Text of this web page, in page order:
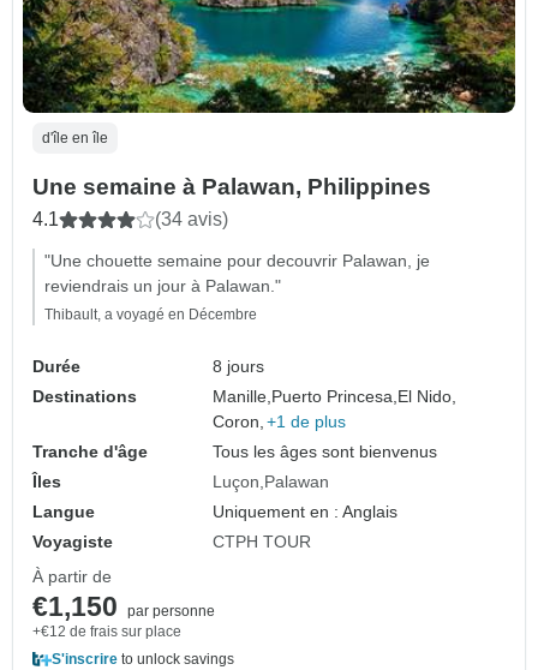
d'île en île
Une semaine à Palawan, Philippines
4.1 (34 avis)
"Une chouette semaine pour decouvrir Palawan, je
reviendrais un jour à Palawan."
Thibault, a voyagé en Décembre
Durée
8 jours
Destinations
Manille, Puerto Princesa, El Nido,
Coron, +1 de plus
Tranche d'âge
Tous les âges sont bienvenus
Îles
Luçon Palawan
Langue
Uniquement en : Anglais
Voyagiste
CTPH TOUR
À partir de
€1,150
par personne
+€12 de frais sur place
S'inscrire to unlock savings